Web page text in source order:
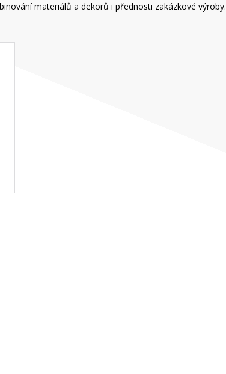
materiálů a dekorů i přednosti zakázkové výroby.